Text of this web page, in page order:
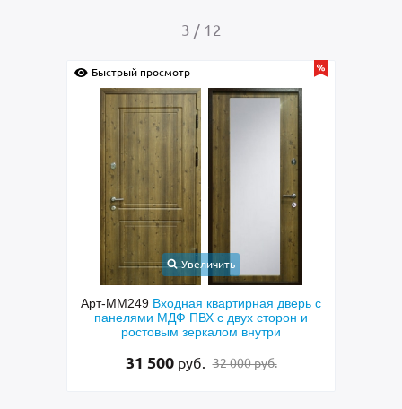
3 / 12
Быстрый просмотр
Увеличить
Арт-ММ249 Входная квартирная дверь с
панелями МДФ ПВХ с двух сторон и
ростовым зеркалом внутри
31 500 руб. 32 000 руб.